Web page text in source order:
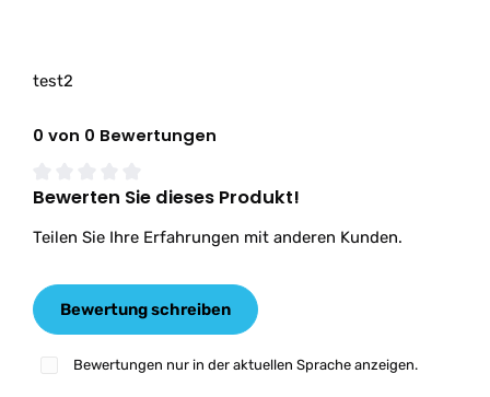
test2
0 von 0 Bewertungen
Durchschnittliche Bewertung von 0 von 5 Sternen
Bewerten Sie dieses Produkt!
Teilen Sie Ihre Erfahrungen mit anderen Kunden.
Bewertung schreiben
Bewertungen nur in der aktuellen Sprache anzeigen.